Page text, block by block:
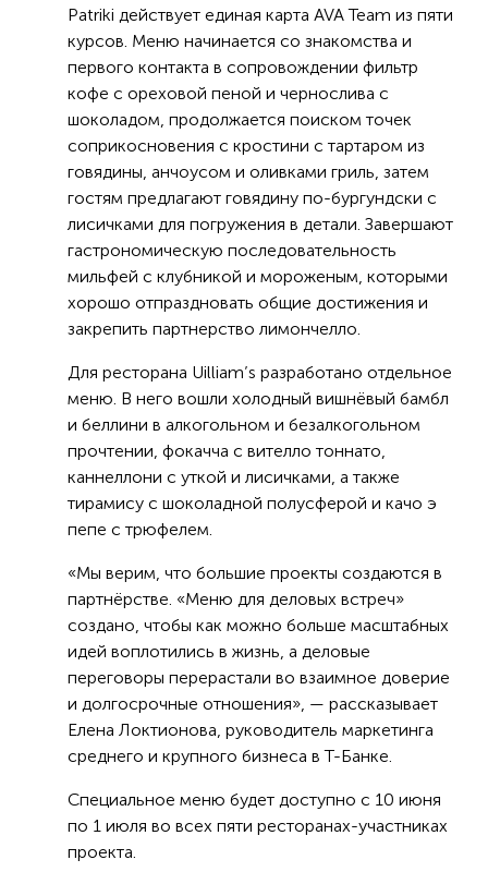
Patriki действует единая карта AVA Team из пяти
курсов. Меню начинается со знакомства и
первого контакта в сопровождении фильтр
кофе с ореховой пеной и чернослива с
шоколадом, продолжается поиском точек
соприкосновения с кростини с тартаром из
говядины, анчоусом и оливками гриль, затем
гостям предлагают говядину по-бургундски с
лисичками для погружения в детали. Завершают
гастрономическую последовательность
мильфей с клубникой и мороженым, которыми
хорошо отпраздновать общие достижения и
закрепить партнерство лимончелло.
Для ресторана Uilliam’s разработано отдельное
меню. В него вошли холодный вишнёвый бамбл
и беллини в алкогольном и безалкогольном
прочтении, фокачча с вителло тоннато,
каннеллони с уткой и лисичками, а также
тирамису с шоколадной полусферой и качо э
пепе с трюфелем.
«Мы верим, что большие проекты создаются в
партнёрстве. «Меню для деловых встреч»
создано, чтобы как можно больше масштабных
идей воплотились в жизнь, а деловые
переговоры перерастали во взаимное доверие
и долгосрочные отношения», — рассказывает
Елена Локтионова, руководитель маркетинга
среднего и крупного бизнеса в Т-Банке.
Специальное меню будет доступно с 10 июня
по 1 июля во всех пяти ресторанах-участниках
проекта.